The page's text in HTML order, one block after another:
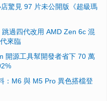
驚見 97 片未公開版《超級瑪
過四代改用 AMD Zen 6c 混
來臨
開源工具幫開發者省下 70 萬
：M6 與 M5 Pro 異色搭檔登